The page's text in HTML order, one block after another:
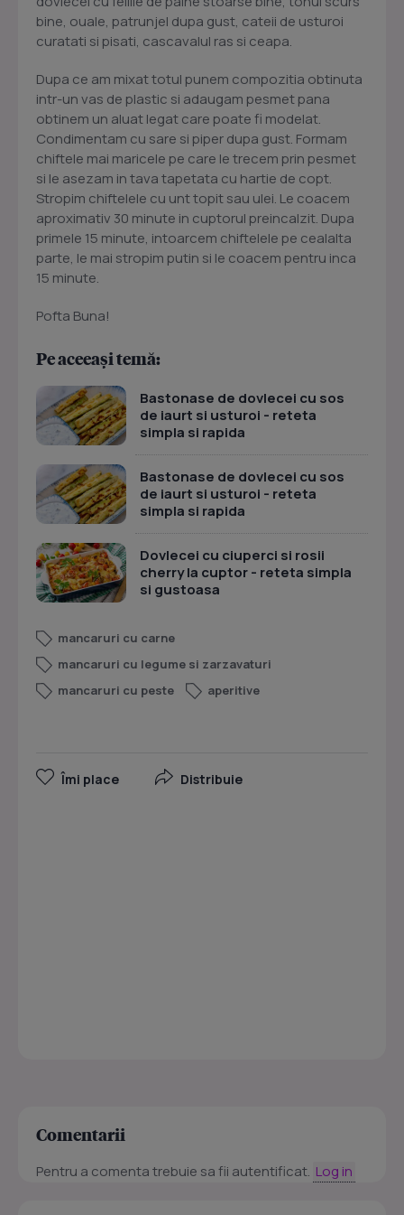
bine, ouale, patrunjel dupa gust, cateii de usturoi
curatati si pisati, cascavalul ras si ceapa.
Dupa ce am mixat totul punem compozitia obtinuta
intr-un vas de plastic si adaugam pesmet pana
obtinem un aluat legat care poate fi modelat.
Condimentam cu sare si piper dupa gust. Formam
chiftele mai maricele pe care le trecem prin pesmet
si le asezam in tava tapetata cu hartie de copt.
Stropim chiftelele cu unt topit sau ulei. Le coacem
aproximativ 30 minute in cuptorul preincalzit. Dupa
primele 15 minute, intoarcem chiftelele pe cealalta
parte, le mai stropim putin si le coacem pentru inca
15 minute.
Pofta Buna!
Pe aceeași temă:
Bastonase de dovlecei cu sos
de iaurt si usturoi - reteta
simpla si rapida
Bastonase de dovlecei cu sos
de iaurt si usturoi - reteta
simpla si rapida
Dovlecei cu ciuperci si rosii
cherry la cuptor - reteta simpla
si gustoasa
mancaruri cu carne
mancaruri cu legume si zarzavaturi
mancaruri cu peste
aperitive
Îmi place Distribuie
Comentarii
Pentru a comenta trebuie sa fii autentificat. Log in